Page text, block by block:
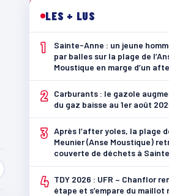
LES + LUS
1
Sainte-Anne : un jeune
par balles sur la plage de
Moustique en marge d’un
2
Carburants : le gazole
du gaz baisse au 1er août
3 Après l’after yoles, la plage
Meunier (Anse Moustique)
couverte de déchets à
4 TDY 2026 : UFR – Chanflor
étape et s’empare du maillot